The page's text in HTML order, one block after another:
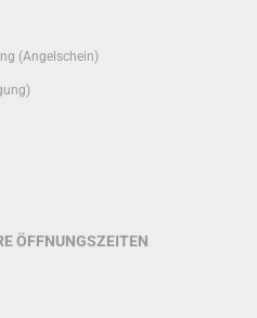
(Angelschein)
ÖFFNUNGSZEITEN